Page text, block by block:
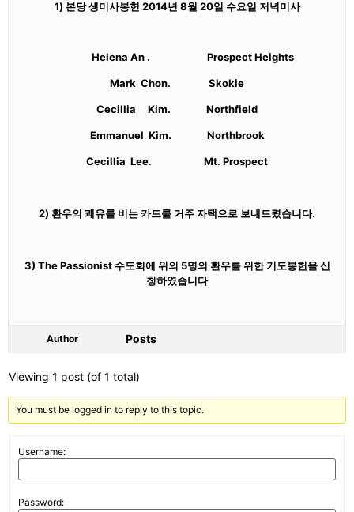
1) 본당 생미사봉헌 2014년 8월 20일 수요일 저녁미사
Helena An . Prospect Heights
Mark Chon. Skokie
Cecillia Kim. Northfield
Emmanuel Kim. Northbrook
Cecillia Lee. Mt. Prospect
2) 환우의 쾌유를 비는 카드를 거주 자택으로 보내드렸습니다.
3) The Passionist 수도회에 위의 5명의 환우를 위한 기도봉헌을 신
청하였습니다
Author Posts
Viewing 1 post (of 1 total)
You must be logged in to reply to this topic.
Username:
Password: